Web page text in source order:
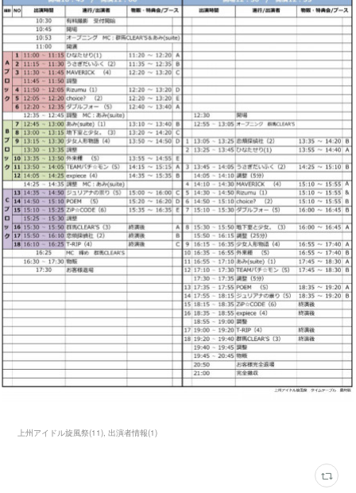
上州アイドル旋風祭(11) 出演者情報(1)